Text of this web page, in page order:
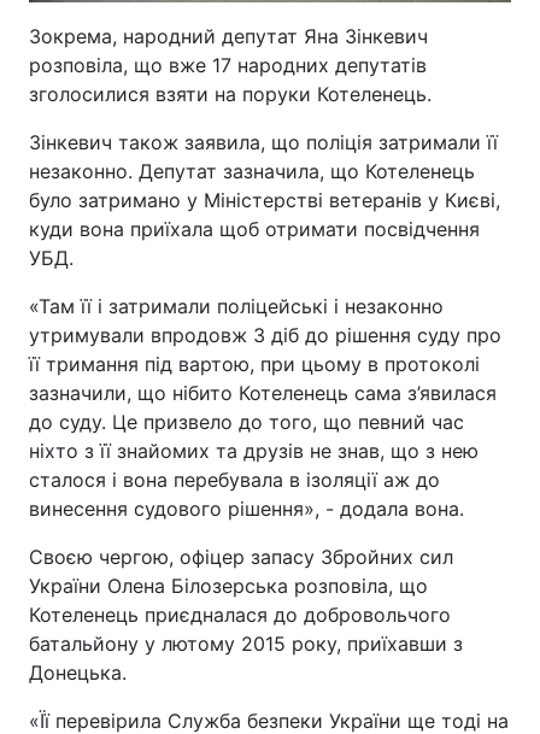
Зброя Інциденти
Здоров'я Туризм
Цікавинки Погода
Відео з Youtube Статті
Інтерв'ю Думки
Архів Вакансії
Контакти
ПОСЛУГИ
Реклама на сайті Фотобанк
Моніторинг Пресцентр
Зокрема, народний депутат Яна Зінкевич
розповіла, що вже 17 народних депутатів
зголосилися взяти на поруки Котеленець.
Зінкевич також заявила, що поліція затримали її
незаконно. Депутат зазначила, що Котеленець
було затримано у Міністерстві ветеранів у Києві,
куди вона приїхала щоб отримати посвідчення
УБД.
«Там її і затримали поліцейські і незаконно
утримували впродовж 3 діб до рішення суду про
її тримання під вартою, при цьому в протоколі
зазначили, що нібито Котеленець сама з’явилася
до суду. Це призвело до того, що певний час
ніхто з її знайомих та друзів не знав, що з нею
сталося і вона перебувала в ізоляції аж до
винесення судового рішення», - додала вона.
Своєю чергою, офіцер запасу Збройних сил
України Олена Білозерська розповіла, що
Котеленець приєдналася до добровольчого
батальйону у лютому 2015 року, приїхавши з
Донецька.
«Її перевірила Служба безпеки України ще тоді на